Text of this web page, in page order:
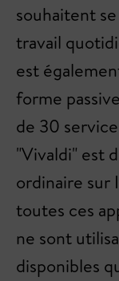
souhaitent
travail
est
forme
de 30
"Vivaldi" est
ordinaire sur
toutes ces
ne sont
disponibles